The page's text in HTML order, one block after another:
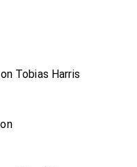
Tobias Harris